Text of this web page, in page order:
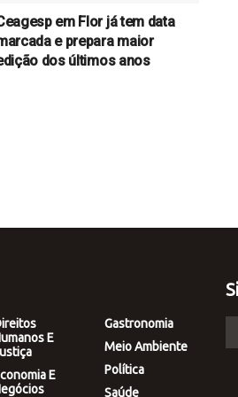
em Flor já tem data
e prepara maior
dos últimos anos
E
E
Gastronomia
Meio Ambiente
Política
Saúde